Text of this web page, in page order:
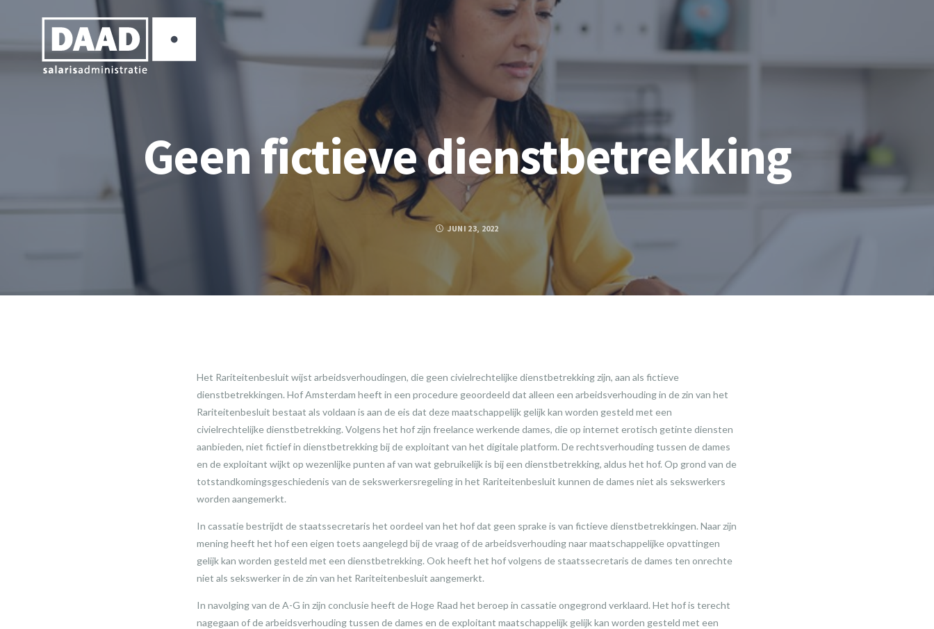
Geen fictieve dienstbetrekking
JUNI 23, 2022
Het Rariteitenbesluit wijst arbeidsverhoudingen, die geen civielrechtelijke dienstbetrekking zijn, aan als fictieve
dienstbetrekkingen. Hof Amsterdam heeft in een procedure geoordeeld dat alleen een arbeidsverhouding in de zin van het
Rariteitenbesluit bestaat als voldaan is aan de eis dat deze maatschappelijk gelijk kan worden gesteld met een
civielrechtelijke dienstbetrekking. Volgens het hof zijn freelance werkende dames, die op internet erotisch getinte diensten
aanbieden, niet fictief in dienstbetrekking bij de exploitant van het digitale platform. De rechtsverhouding tussen de dames
en de exploitant wijkt op wezenlijke punten af van wat gebruikelijk is bij een dienstbetrekking, aldus het hof. Op grond van de
totstandkomingsgeschiedenis van de sekswerkersregeling in het Rariteitenbesluit kunnen de dames niet als sekswerkers
worden aangemerkt.
In cassatie bestrijdt de staatssecretaris het oordeel van het hof dat geen sprake is van fictieve dienstbetrekkingen. Naar zijn
mening heeft het hof een eigen toets aangelegd bij de vraag of de arbeidsverhouding naar maatschappelijke opvattingen
gelijk kan worden gesteld met een dienstbetrekking. Ook heeft het hof volgens de staatssecretaris de dames ten onrechte
niet als sekswerker in de zin van het Rariteitenbesluit aangemerkt.
In navolging van de A-G in zijn conclusie heeft de Hoge Raad het beroep in cassatie ongegrond verklaard. Het hof is terecht
nagegaan of de arbeidsverhouding tussen de dames en de exploitant maatschappelijk gelijk kan worden gesteld met een